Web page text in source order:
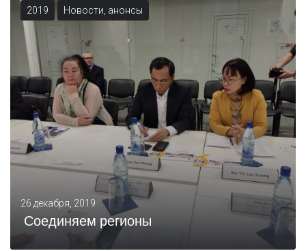
2019 Новости, анонсы
26 декабря, 2019
Соединяем регионы